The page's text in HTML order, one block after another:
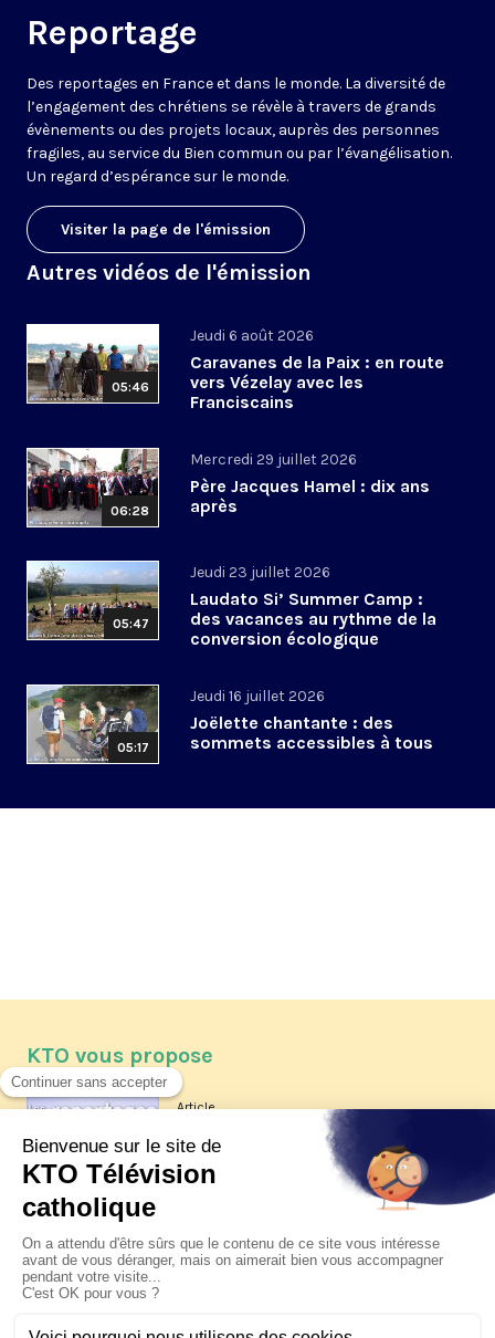
Reportage
Des reportages en France et dans le monde. La diversité de
l’engagement des chrétiens se révèle à travers de grands
évènements ou des projets locaux, auprès des personnes
fragiles, au service du Bien commun ou par l’évangélisation.
Un regard d’espérance sur le monde.
Visiter la page de l'émission
Autres vidéos de l'émission
05:46
Jeudi 6 août 2026
Caravanes de la Paix : en route
vers Vézelay avec les
Franciscains
06:28
Mercredi 29 juillet 2026
Père Jacques Hamel : dix ans
après
05:47
Jeudi 23 juillet 2026
Laudato Si’ Summer Camp :
des vacances au rythme de la
conversion écologique
05:17
Jeudi 16 juillet 2026
Joëlette chantante : des
sommets accessibles à tous
KTO vous propose
Article
Les reportages d'été 2026 de KTO
La visite pastorale du pape Léon
XIV à Assise à suivre sur KTO le
jeudi 6 août